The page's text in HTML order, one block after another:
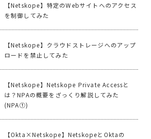
【Netskope】特定のWebサイトへのアクセス
を制御してみた
【Netskope】クラウドストレージへのアップ
ロードを禁止してみた
【Netskope】Netskope Private Accessと
は？NPAの概要をざっくり解説してみた
(NPA①)
【Okta×Netskope】NetskopeとOktaの